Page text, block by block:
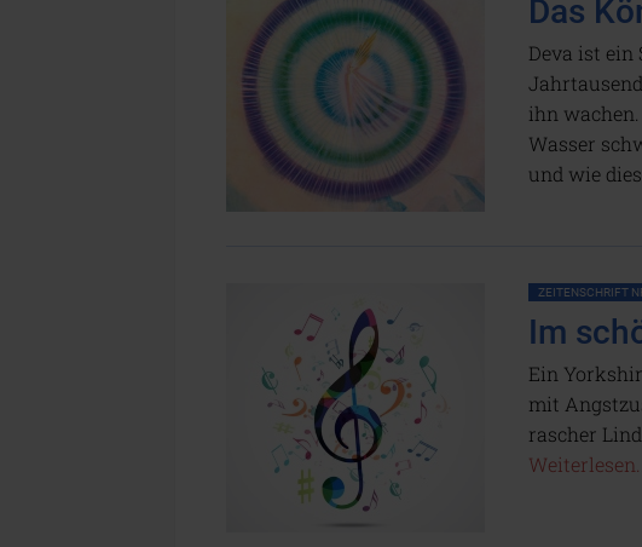
Das
Deva ist ein
ihn
Wasser
und wie
ZEITENSCHRIFT
Im
Ein
mit
rascher
Weiterlesen...